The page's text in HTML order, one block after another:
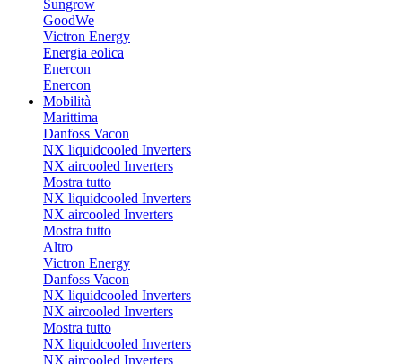
Sungrow
GoodWe
Victron Energy
Energia eolica
Enercon
Enercon
Mobilità
Marittima
Danfoss Vacon
NX liquidcooled Inverters
NX aircooled Inverters
Mostra tutto
NX liquidcooled Inverters
NX aircooled Inverters
Mostra tutto
Altro
Victron Energy
Danfoss Vacon
NX liquidcooled Inverters
NX aircooled Inverters
Mostra tutto
NX liquidcooled Inverters
NX aircooled Inverters